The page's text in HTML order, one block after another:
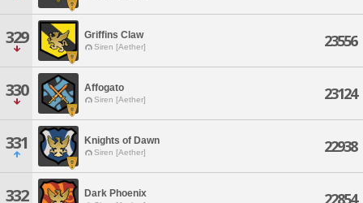
329 Griffins Claw
Siren [Aether] 23556
330 Affogato
Siren [Aether] 23124
331 Knights of Dawn
Siren [Aether] 22938
332 Dark Phoenix 22854